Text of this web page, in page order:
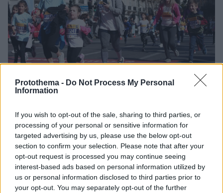
Protothema - Do Not Process My Personal
Information
If you wish to opt-out of the sale, sharing to third parties, or
processing of your personal or sensitive information for
targeted advertising by us, please use the below opt-out
section to confirm your selection. Please note that after your
opt-out request is processed you may continue seeing
interest-based ads based on personal information utilized by
us or personal information disclosed to third parties prior to
your opt-out. You may separately opt-out of the further
Στον αγώνα έλαβε μέρος και η σύζυγος του
πρωθυπουργού, Μαρέβα Μητσοτάκη-
Γκραμπόφσκι, με την ομάδα «Τρέξε Μαζί Μου».